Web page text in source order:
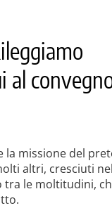
al
la missione del
altri, cresciuti
tra le moltitudini,